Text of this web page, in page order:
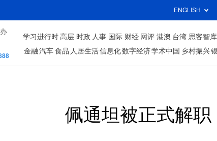
ENGLISH
学习进行时 高层 时政 人事 国际 财经 网评 港澳 台湾 思客智库
金融 汽车 食品 人居生活信息化数字经济学术中国 乡村振兴
佩通坦被正式解